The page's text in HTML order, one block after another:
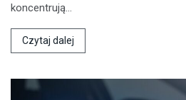
koncentrują…
Czytaj dalej